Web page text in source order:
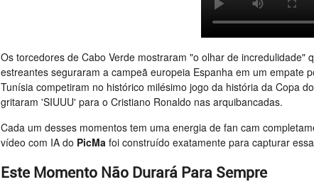
Os torcedores de Cabo Verde mostraram "o olhar de
estreantes seguraram a campeã europeia Espanha em um empate
Tunísia competiram no histórico milésimo jogo da história da Copa
gritaram 'SIUUU' para o Cristiano Ronaldo nas arquibancadas.
Cada um desses momentos tem uma energia de fan cam
vídeo com IA do PicMa foi construído exatamente para capturar
Este Momento Não Durará Para Sempre